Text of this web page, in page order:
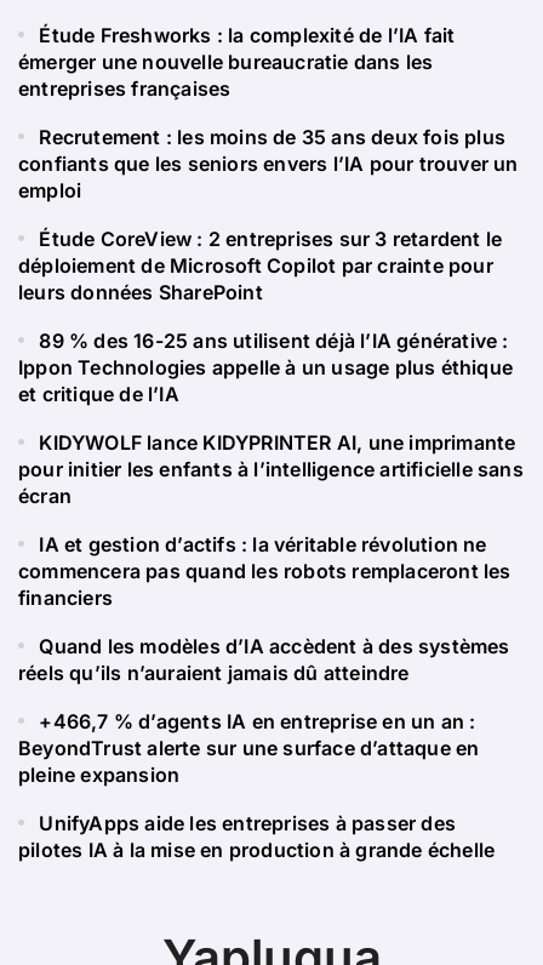
Étude Freshworks : la complexité de l’IA fait
émerger une nouvelle bureaucratie dans les
entreprises françaises
Recrutement : les moins de 35 ans deux fois plus
confiants que les seniors envers l’IA pour trouver un
emploi
Étude CoreView : 2 entreprises sur 3 retardent le
déploiement de Microsoft Copilot par crainte pour
leurs données SharePoint
89 % des 16-25 ans utilisent déjà l’IA générative :
Ippon Technologies appelle à un usage plus éthique
et critique de l’IA
KIDYWOLF lance KIDYPRINTER AI, une imprimante
pour initier les enfants à l’intelligence artificielle sans
écran
IA et gestion d’actifs : la véritable révolution ne
commencera pas quand les robots remplaceront les
financiers
Quand les modèles d’IA accèdent à des systèmes
réels qu’ils n’auraient jamais dû atteindre
+466,7 % d’agents IA en entreprise en un an :
BeyondTrust alerte sur une surface d’attaque en
pleine expansion
UnifyApps aide les entreprises à passer des
pilotes IA à la mise en production à grande échelle